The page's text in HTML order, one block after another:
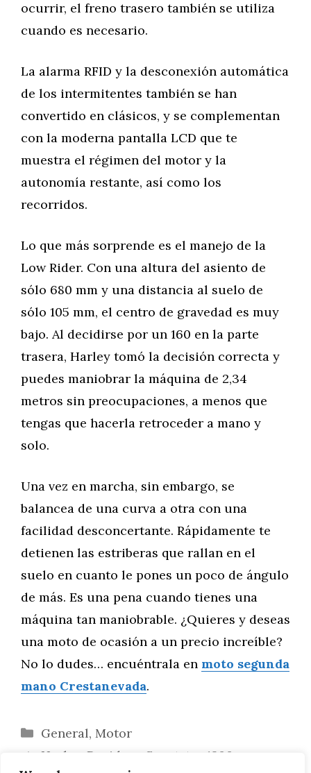
ocurrir, el freno trasero también se utiliza
cuando es necesario.
La alarma RFID y la desconexión automática
de los intermitentes también se han
convertido en clásicos, y se complementan
con la moderna pantalla LCD que te
muestra el régimen del motor y la
autonomía restante, así como los
recorridos.
Lo que más sorprende es el manejo de la
Low Rider. Con una altura del asiento de
sólo 680 mm y una distancia al suelo de
sólo 105 mm, el centro de gravedad es muy
bajo. Al decidirse por un 160 en la parte
trasera, Harley tomó la decisión correcta y
puedes maniobrar la máquina de 2,34
metros sin preocupaciones, a menos que
tengas que hacerla retroceder a mano y
solo.
Una vez en marcha, sin embargo, se
balancea de una curva a otra con una
facilidad desconcertante. Rápidamente te
detienen las estriberas que rallan en el
suelo en cuanto le pones un poco de ángulo
de más. Es una pena cuando tienes una
máquina tan maniobrable. ¿Quieres y deseas
una moto de ocasión a un precio increíble?
No lo dudes… encuéntrala en moto segunda
mano Crestanevada.
Categorías
General, Motor
Harley-Davidson Sportster 1200